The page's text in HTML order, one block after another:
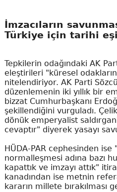
İmzacıların
Türkiye için tarihi
Tepkilerin odağındaki AK
eleştirileri "küresel
nitelendiriyor. AK Parti
düzenlemenin iki yıllık bir
bizzat Cumhurbaşkanı
şekillendiğini vurguladı.
dönük emperyalist
cevaptır" diyerek yasayı
HÜDA-PAR cephesinden ise
normalleşmesi adına bazı
kapattık ve imzayı attık"
kanadından ise metnin
kararın millete bırakılması